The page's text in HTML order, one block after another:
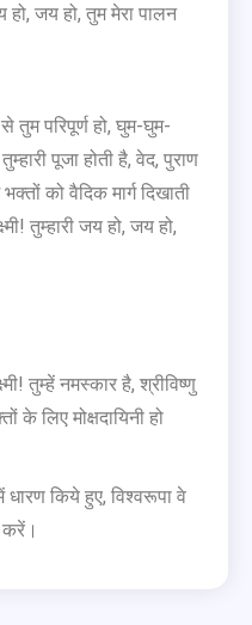
हो, जय हो, तुम मेरा पालन
तुम परिपूर्ण हो, घुम-घुम-
पूजा होती है, वेद, पुराण
को वैदिक मार्ग दिखाती
तुम्हारी जय हो, जय हो,
तुम्हें नमस्कार है, श्रीविष्णु
के लिए मोक्षदायिनी हो
किये हुए, विश्वरूपा वे
करें।